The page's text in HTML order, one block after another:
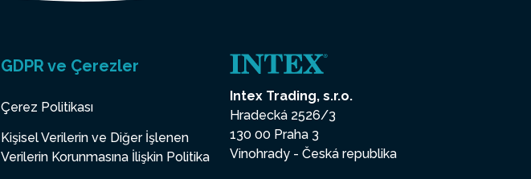
GDPR ve Çerezler
Çerez Politikası
Kişisel Verilerin ve Diğer İşlenen
Verilerin Korunmasına İlişkin Politika
Intex Trading, s.r.o.
Hradecká 2526/3
130 00 Praha 3
Vinohrady - Česká republika